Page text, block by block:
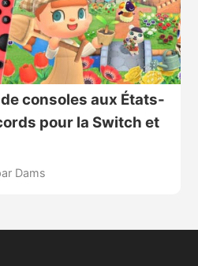
consoles aux États-
pour la Switch et
Dams